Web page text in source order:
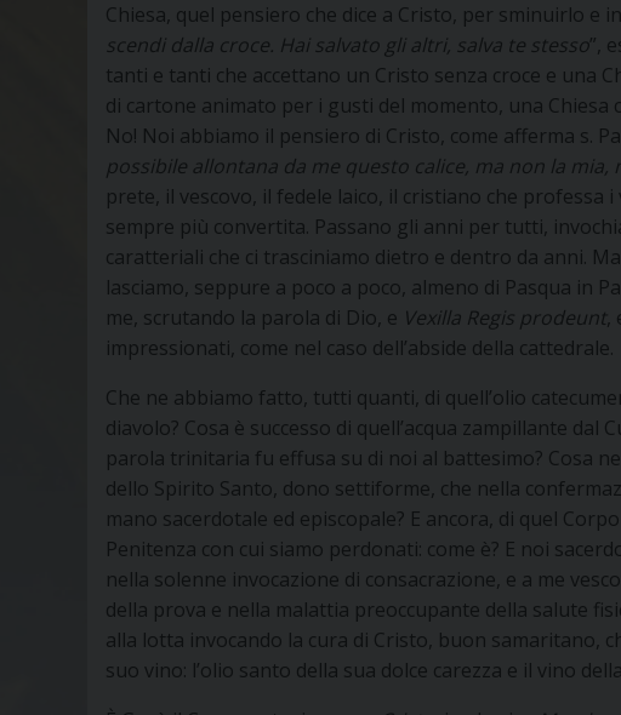
Chiesa, quel pensiero che dice a Cristo, per sminuirlo e
scendi dalla croce. Hai salvato gli altri, salva te stesso”,
tanti e tanti che accettano un Cristo senza croce e una
di cartone animato per i gusti del momento, una
No! Noi abbiamo il pensiero di Cristo, come afferma s.
possibile allontana da me questo calice, ma non la
prete, il vescovo, il fedele laico, il cristiano che professa
sempre più convertita. Passano gli anni per tutti,
caratteriali che ci trasciniamo dietro e dentro da anni.
lasciamo, seppure a poco a poco, almeno di Pasqua in
me, scrutando la parola di Dio, e Vexilla Regis prodeunt,
impressionati, come nel caso dell’abside della cattedrale.
Che ne abbiamo fatto, tutti quanti, di quell’olio
diavolo? Cosa è successo di quell’acqua zampillante dal
parola trinitaria fu effusa su di noi al battesimo? Cosa
dello Spirito Santo, dono settiforme, che nella
mano sacerdotale ed episcopale? E ancora, di quel
Penitenza con cui siamo perdonati: come è? E noi
nella solenne invocazione di consacrazione, e a me
della prova e nella malattia preoccupante della salute
alla lotta invocando la cura di Cristo, buon samaritano,
suo vino: l’olio santo della sua dolce carezza e il vino